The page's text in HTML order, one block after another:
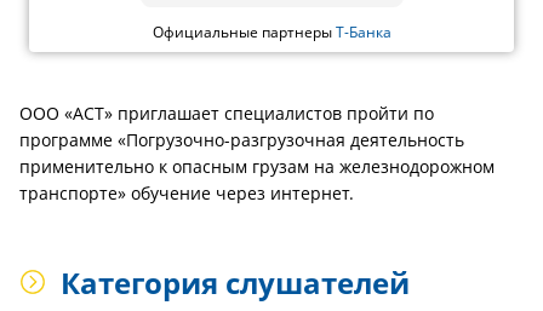
Официальные партнерыТ-Банка
ООО «АСТ» приглашает специалистов пройти по
программе «Погрузочно-разгрузочная деятельность
применительно к опасным грузам на железнодорожном
транспорте» обучение через интернет.
Категория слушателей